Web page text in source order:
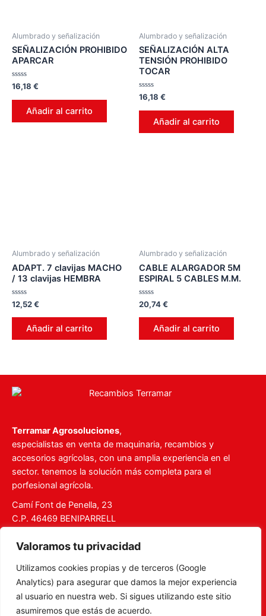
Valoramos tu privacidad
Utilizamos cookies propias y de terceros (Google
Analytics) para asegurar que damos la mejor experiencia
al usuario en nuestra web. Si sigues utilizando este sitio
asumiremos que estás de acuerdo.
Alumbrado y señalización
SEÑALIZACIÓN PROHIBIDO
APARCAR
Valorado
0
16,18 €
Añadir al carrito
Alumbrado y señalización
SEÑALIZACIÓN ALTA
TENSIÓN PROHIBIDO
TOCAR
Valorado
0
16,18 €
Añadir al carrito
Alumbrado y señalización
ADAPT. 7 clavijas MACHO
/ 13 clavijas HEMBRA
Valorado
en
0
12,52€
Añadir al carrito
Alumbrado y señalización
CABLE ALARGADOR 5M
ESPIRAL 5 CABLES M.M.
Valorado
en
0
20,74€
Añadir al carrito
Terramar Agrosoluciones,
especialistas en venta de maquinaria, recambios y
accesorios agrícolas, con una amplia experiencia en el
sector. tenemos la solución más completa para el
porfesional agrícola.
Camí Font de Penella, 23
C.P. 46469 BENIPARRELL
ventas@recambiosterramar.com
Mi Cuenta
Carrito
Aviso legal